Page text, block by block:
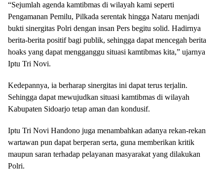
“Sejumlah agenda kamtibmas di wilayah kami seperti
Pengamanan Pemilu, Pilkada serentak hingga Nataru menjadi
bukti sinergitas Polri dengan insan Pers begitu solid. Hadirnya
berita-berita positif bagi publik, sehingga dapat mencegah berita
hoaks yang dapat mengganggu situasi kamtibmas kita,” ujarnya
Iptu Tri Novi.
Kedepannya, ia berharap sinergitas ini dapat terus terjalin.
Sehingga dapat mewujudkan situasi kamtibmas di wilayah
Kabupaten Sidoarjo tetap aman dan kondusif.
Iptu Tri Novi Handono juga menambahkan adanya rekan-rekan
wartawan pun dapat berperan serta, guna memberikan kritik
maupun saran terhadap pelayanan masyarakat yang dilakukan
Polri.